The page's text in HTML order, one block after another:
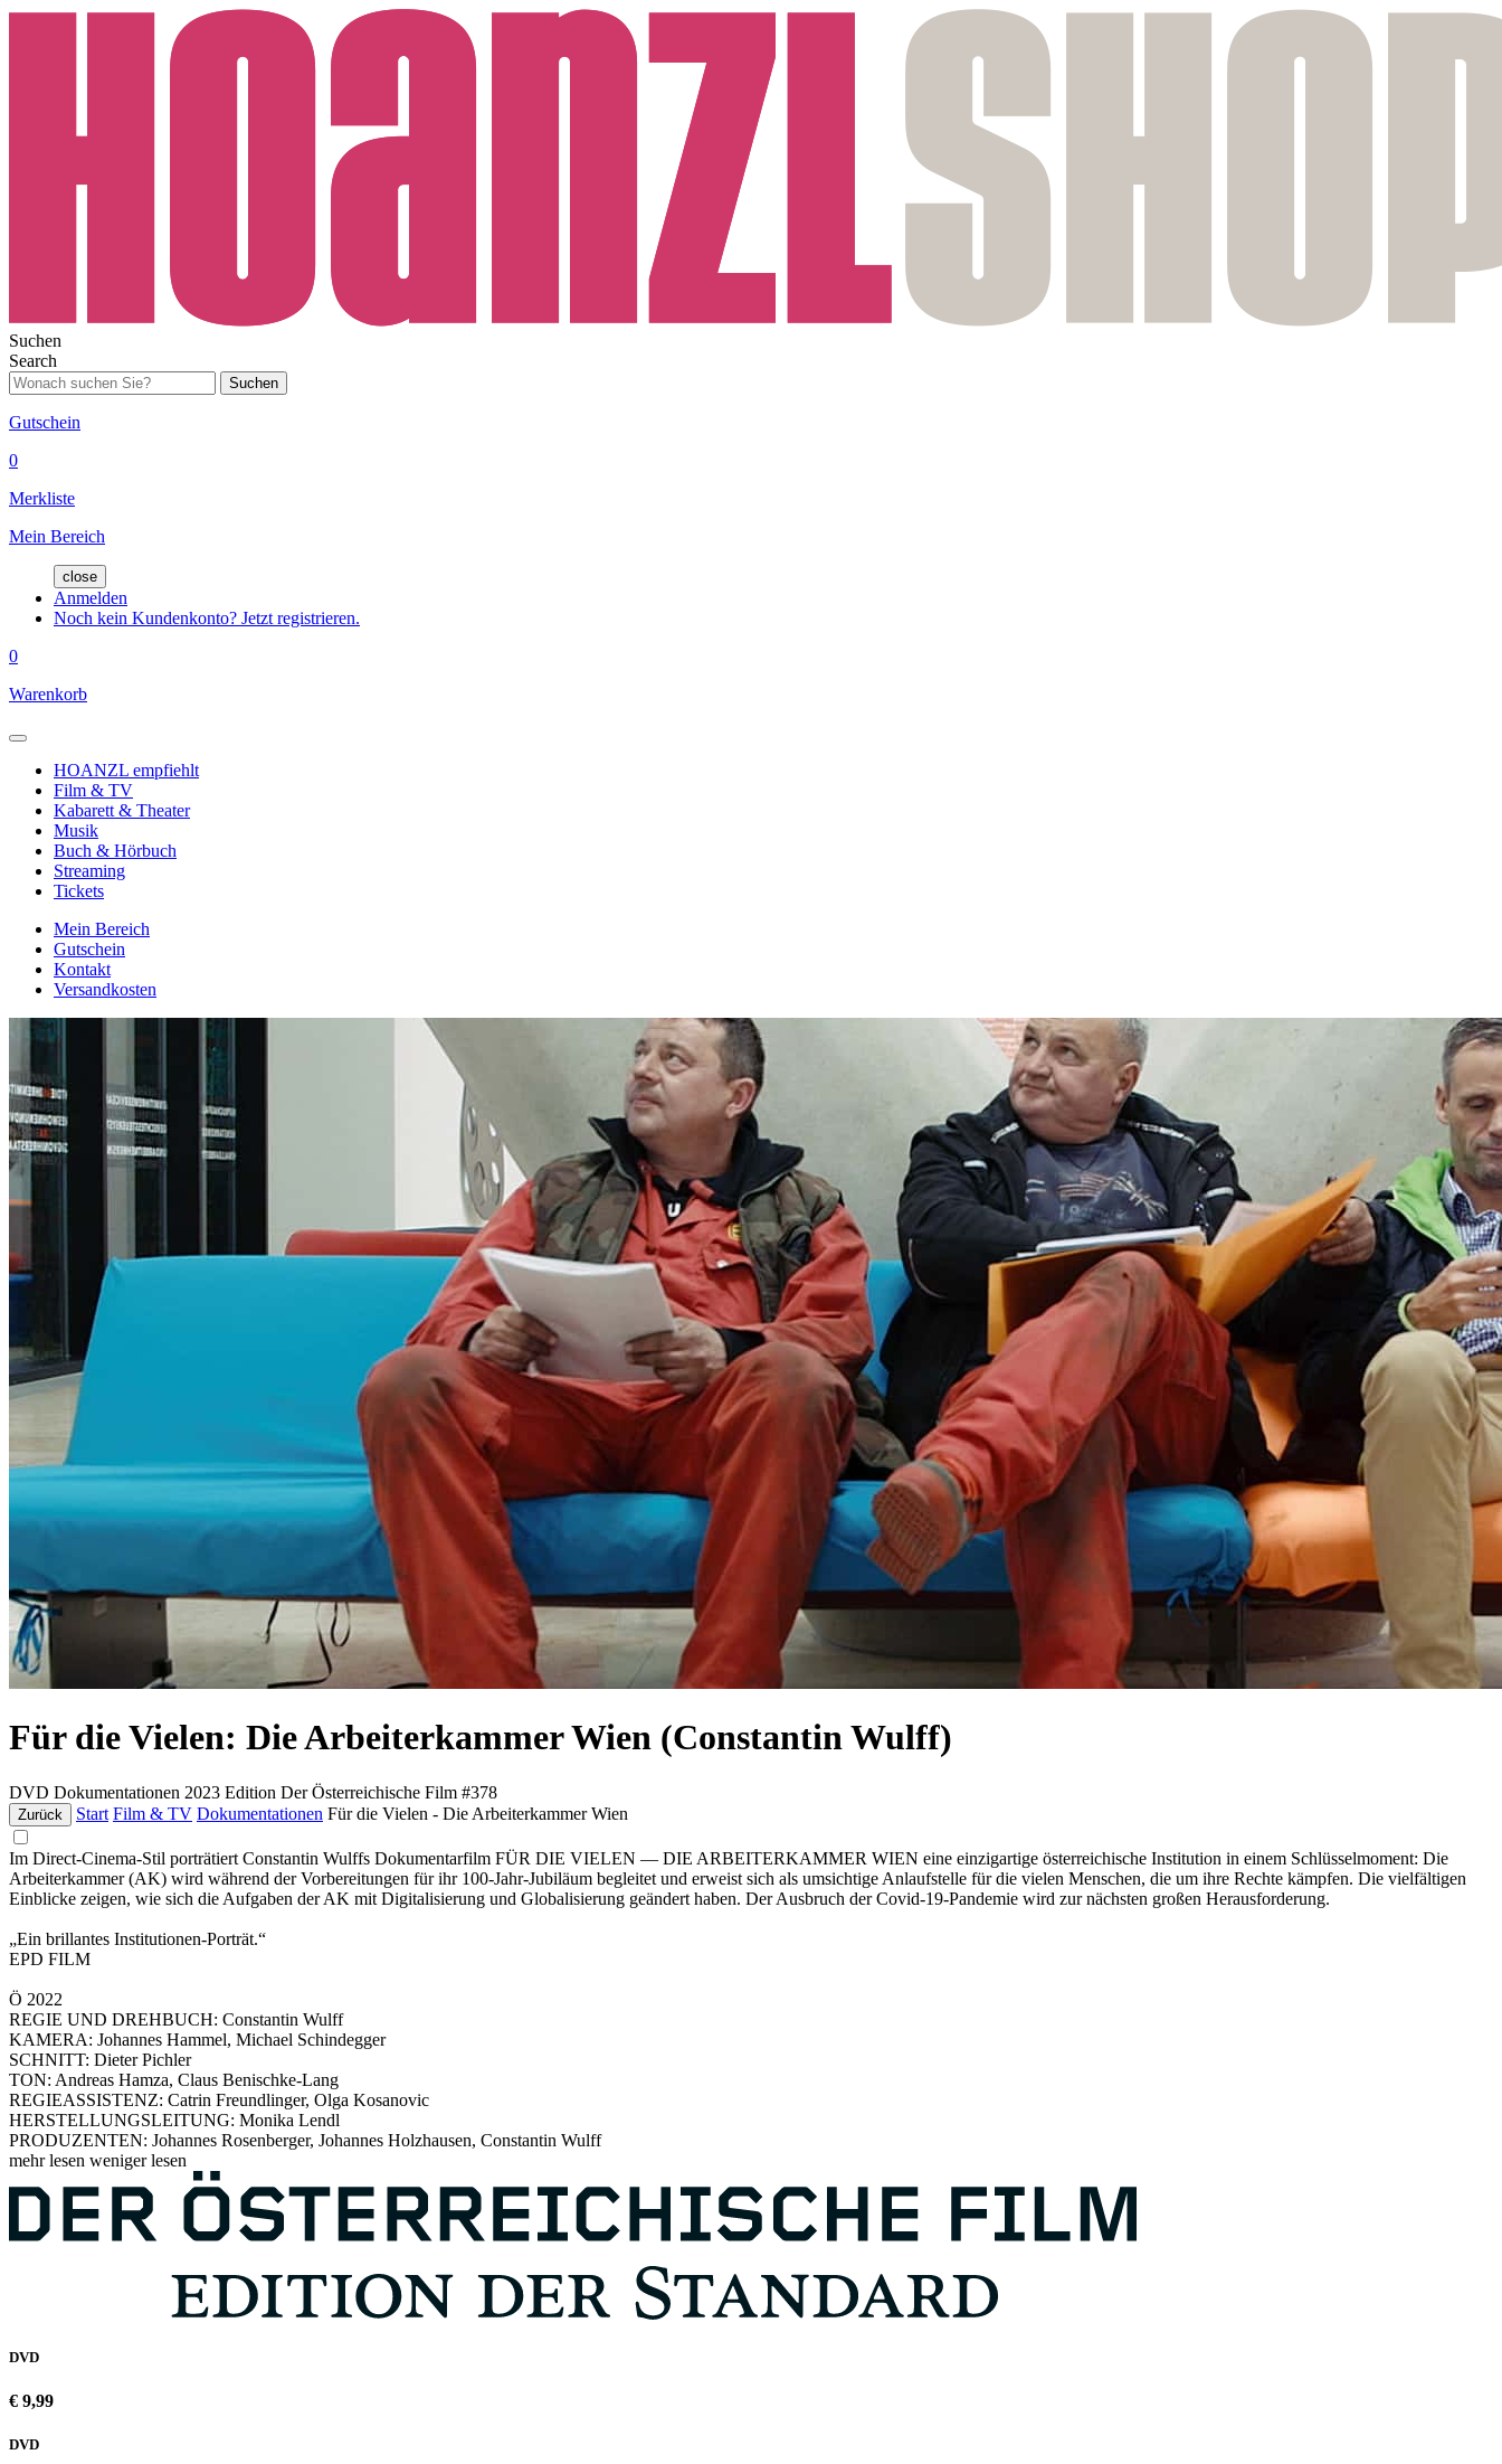
Suchen
Search
Suchen
Gutschein
0
Merkliste
Mein Bereich
close
Anmelden
Noch kein Kundenkonto? Jetzt registrieren.
0
Warenkorb
HOANZL empfiehlt
Film & TV
Kabarett & Theater
Musik
Buch & Hörbuch
Streaming
Tickets
Mein Bereich
Gutschein
Kontakt
Versandkosten
Für die Vielen: Die Arbeiterkammer Wien (Constantin Wulff)
DVD Dokumentationen 2023 Edition Der Österreichische Film #378
Zurück Start Film & TV Dokumentationen Für die Vielen - Die Arbeiterkammer Wien
Im Direct-Cinema-Stil porträtiert Constantin Wulffs Dokumentarfilm FÜR DIE VIELEN — DIE ARBEITERKAMMER WIEN eine einzigartige österreichische Institution in einem Schlüsselmoment: Die
Arbeiterkammer (AK) wird während der Vorbereitungen für ihr 100-Jahr-Jubiläum begleitet und erweist sich als umsichtige Anlaufstelle für die vielen Menschen, die um ihre Rechte kämpfen. Die vielfältigen
Einblicke zeigen, wie sich die Aufgaben der AK mit Digitalisierung und Globalisierung geändert haben. Der Ausbruch der Covid-19-Pandemie wird zur nächsten großen Herausforderung.
„Ein brillantes Institutionen-Porträt.“
EPD FILM
Ö 2022
REGIE UND DREHBUCH: Constantin Wulff
KAMERA: Johannes Hammel, Michael Schindegger
SCHNITT: Dieter Pichler
TON: Andreas Hamza, Claus Benischke-Lang
REGIEASSISTENZ: Catrin Freundlinger, Olga Kosanovic
HERSTELLUNGSLEITUNG: Monika Lendl
PRODUZENTEN: Johannes Rosenberger, Johannes Holzhausen, Constantin Wulff
mehr lesen weniger lesen
DVD
€ 9,99
DVD